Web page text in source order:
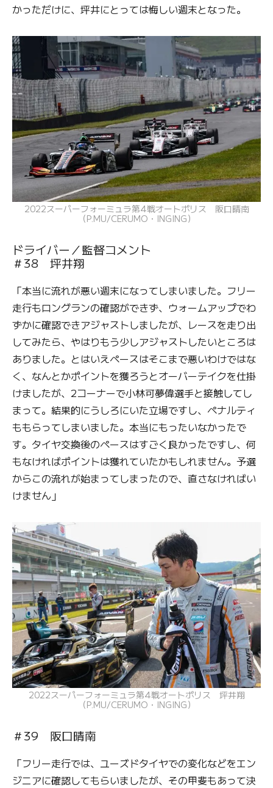
かっただけに、坪井にとっては悔しい週末となった。
2022スーパーフォーミュラ第4戦オートポリス 阪口晴南
（P.MU/CERUMO・INGING）
ドライバー／監督コメント
＃38 坪井翔
「本当に流れが悪い週末になってしまいました。フリー
走行もロングランの確認ができず、ウォームアップでわ
ずかに確認できアジャストしましたが、レースを走り出
してみたら、やはりもう少しアジャストしたいところは
ありました。とはいえペースはそこまで悪いわけではな
く、なんとかポイントを獲ろうとオーバーテイクを仕掛
けましたが、2コーナーで小林可夢偉選手と接触してし
まって。結果的にうしろにいた立場ですし、ペナルティ
ももらってしまいました。本当にもったいなかったで
す。タイヤ交換後のペースはすごく良かったですし、何
もなければポイントは獲れていたかもしれません。予選
からこの流れが始まってしまったので、直さなければい
けません」
2022スーパーフォーミュラ第4戦オートポリス 坪井翔
（P.MU/CERUMO・INGING）
＃39 阪口晴南
「フリー走行では、ユーズドタイヤでの変化などをエン
ジニアに確認してもらいましたが、その甲斐もあって決